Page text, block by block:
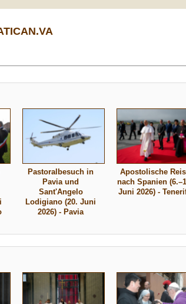
Pastoralbesuch in
Pavia und
Sant'Angelo
Lodigiano (20. Juni
2026) - Pavia
Apostolische
nach Spanien
Juni 2026) -